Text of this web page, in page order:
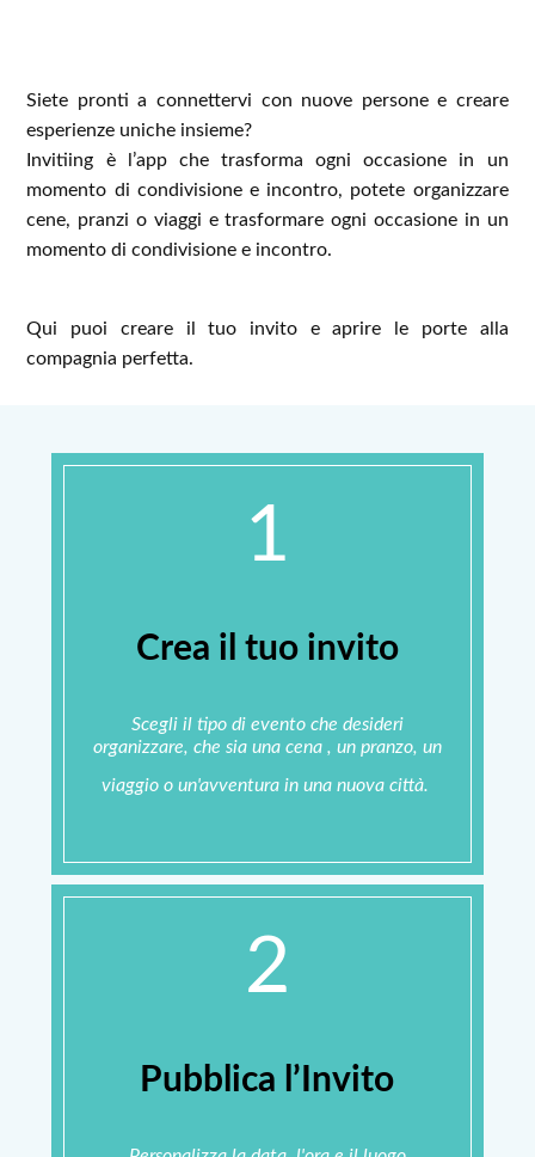
Siete pronti a connettervi con nuove persone e creare
esperienze uniche insieme?
Invitiing è l’app che trasforma ogni occasione in un
momento di condivisione e incontro, potete organizzare
cene, pranzi o viaggi e trasformare ogni occasione in un
momento di condivisione e incontro.
Qui puoi creare il tuo invito e aprire le porte alla
compagnia perfetta.
1
Crea il tuo invito
Scegli il tipo di evento che desideri
organizzare, che sia una cena , un pranzo, un
viaggio o un'avventura in una nuova città.
2
Pubblica l’Invito